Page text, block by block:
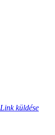
Link küldése